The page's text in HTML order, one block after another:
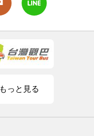
もっと見る